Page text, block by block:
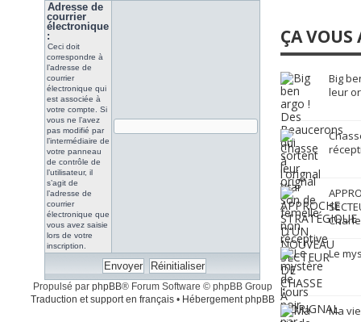
Adresse de
courrier
électronique
:
Ceci doit
correspondre à
l’adresse de
courrier
électronique qui
est associée à
votre compte. Si
vous ne l’avez
pas modifié par
l’intermédiaire de
votre panneau
de contrôle de
l’utilisateur, il
s’agit de
l’adresse de
courrier
électronique que
vous avez saisie
lors de votre
inscription.
Propulsé par phpBB® Forum Software © phpBB Group
Traduction et support en français• Hébergement phpBB
ÇA VOUS
Big
leur
Le
Ma